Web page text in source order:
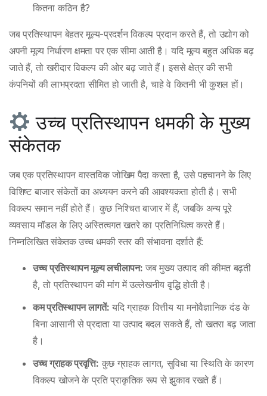
कितना कठिन है?
जब प्रतिस्थापन बेहतर मूल्य-प्रदर्शन विकल्प प्रदान करते हैं, तो उद्योग को
अपनी मूल्य निर्धारण क्षमता पर एक सीमा आती है। यदि मूल्य बहुत अधिक बढ़
जाते हैं, तो खरीदार विकल्प की ओर बढ़ जाते हैं। इससे क्षेत्र की सभी
कंपनियों की लाभप्रदता सीमित हो जाती है, चाहे वे कितनी भी कुशल हों।
उच्च प्रतिस्थापन धमकी के मुख्य
संकेतक
जब एक प्रतिस्थापन वास्तविक जोखिम पैदा करता है, उसे पहचानने के लिए
विशिष्ट बाजार संकेतों का अध्ययन करने की आवश्यकता होती है। सभी
विकल्प समान नहीं होते हैं। कुछ निश्चित बाजार में हैं, जबकि अन्य पूरे
व्यवसाय मॉडल के लिए अस्तित्वगत खतरे का प्रतिनिधित्व करते हैं।
निम्नलिखित संकेतक उच्च धमकी स्तर की संभावना दर्शाते हैं:
उच्च प्रतिस्थापन मूल्य लचीलापन: जब मुख्य उत्पाद की कीमत बढ़ती
है, तो प्रतिस्थापन की मांग में उल्लेखनीय वृद्धि होती है।
कम प्रतिस्थापन लागतें: यदि ग्राहक वित्तीय या मनोवैज्ञानिक दंड के
बिना आसानी से प्रदाता या उत्पाद बदल सकते हैं, तो खतरा बढ़ जाता
है।
उच्च ग्राहक प्रवृत्ति: कुछ ग्राहक लागत, सुविधा या स्थिति के कारण
विकल्प खोजने के प्रति प्राकृतिक रूप से झुकाव रखते हैं।